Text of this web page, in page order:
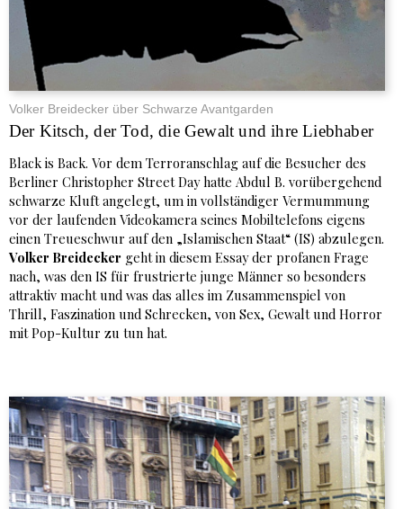
Volker Breidecker über Schwarze Avantgarden
Der Kitsch, der Tod, die Gewalt und ihre Liebhaber
Black is Back. Vor dem Terroranschlag auf die Besucher des
Berliner Christopher Street Day hatte Abdul B. vorübergehend
schwarze Kluft angelegt, um in vollständiger Vermummung
vor der laufenden Videokamera seines Mobiltelefons eigens
einen Treueschwur auf den „Islamischen Staat“ (IS) abzulegen.
Volker Breidecker geht in diesem Essay der profanen Frage
nach, was den IS für frustrierte junge Männer so besonders
attraktiv macht und was das alles im Zusammenspiel von
Thrill, Faszination und Schrecken, von Sex, Gewalt und Horror
mit Pop-Kultur zu tun hat.